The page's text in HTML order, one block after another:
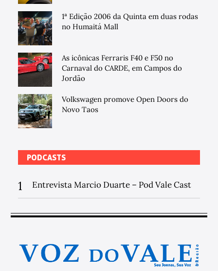
1ª Edição 2006 da Quinta em duas rodas
no Humaitá Mall
As icônicas Ferraris F40 e F50 no
Carnaval do CARDE, em Campos do
Jordão
Volkswagen promove Open Doors do
Novo Taos
PODCASTS
1 Entrevista Marcio Duarte – Pod Vale Cast